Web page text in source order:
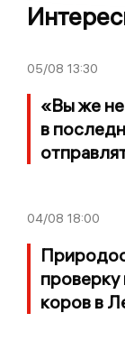
05/08 13:30
«Вы же
в
04/08 18:00
проверку
коров в